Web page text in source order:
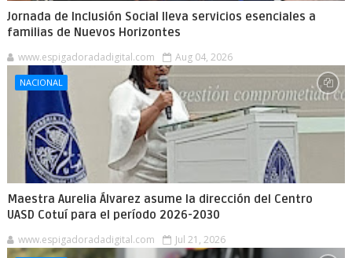
Jornada de Inclusión Social lleva servicios esenciales a
familias de Nuevos Horizontes
www.espigadoradadigital.com Aug 04, 2026
NACIONAL
Maestra Aurelia Álvarez asume la dirección del Centro
UASD Cotuí para el período 2026-2030
www.espigadoradadigital.com Jul 21, 2026